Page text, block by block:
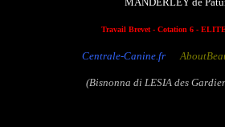
Travail Brevet - Cotation 6 -
Centrale-Canine.fr
(Bisnonna di LESIA des